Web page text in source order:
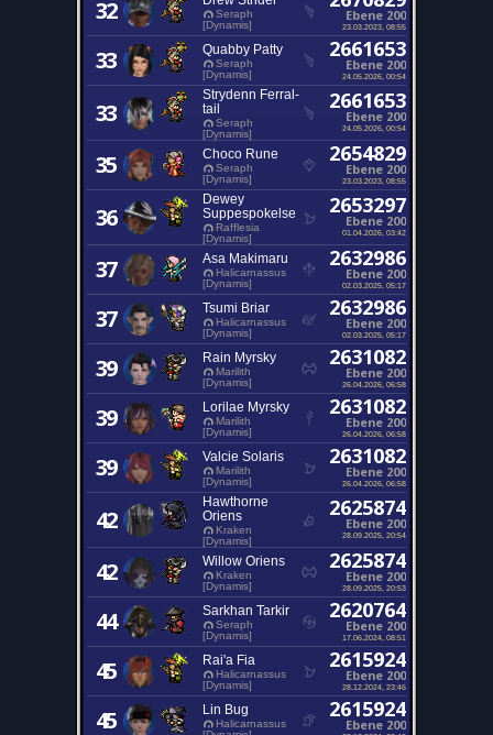
32
Seraph
[Dynamis]
Ebene 200
23.03.2023, 08:55
33 Quabby Patty
Seraph
[Dynamis]
2661653
Ebene 200
24.05.2026, 00:54
33
Strydenn Ferral-
tail
Seraph
[Dynamis]
2661653
Ebene 200
24.05.2026, 00:54
35 Choco Rune
Seraph
[Dynamis]
2654829
Ebene 200
23.03.2023, 08:55
36
Dewey
Suppespokelse
Rafflesia
[Dynamis]
2653297
Ebene 200
01.04.2026, 03:42
37 Asa Makimaru
Halicarnassus
[Dynamis]
2632986
Ebene 200
02.03.2025, 05:17
37 Tsumi Briar
Halicarnassus
[Dynamis]
2632986
Ebene 200
02.03.2025, 05:17
39 Rain Myrsky
Marilith
[Dynamis]
2631082
Ebene 200
26.04.2026, 06:58
39 Lorilae Myrsky
Marilith
[Dynamis]
2631082
Ebene 200
26.04.2026, 06:58
39 Valcie Solaris
Marilith
[Dynamis]
2631082
Ebene 200
26.04.2026, 06:58
42
Hawthorne
Oriens
Kraken
[Dynamis]
2625874
Ebene 200
28.09.2025, 20:54
42 Willow Oriens
Kraken
[Dynamis]
2625874
Ebene 200
28.09.2025, 20:53
44 Sarkhan Tarkir
Seraph
[Dynamis]
2620764
Ebene 200
17.06.2024, 08:51
45 Rai'a Fia
Halicarnassus
[Dynamis]
2615924
Ebene 200
28.12.2024, 23:46
45 Lin Bug
Halicarnassus
2615924
Ebene 200